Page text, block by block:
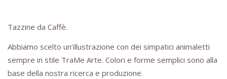
Tazzine da Caffè.
Abbiamo scelto un’illustrazione con dei simpatici animaletti
sempre in stile TraMe Arte. Colori e forme semplici sono alla
base della nostra ricerca e produzione.